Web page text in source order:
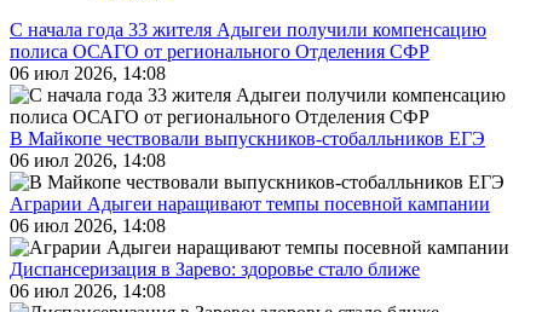
С начала года 33 жителя Адыгеи получили компенсацию
полиса ОСАГО от регионального Отделения СФР
06 июл 2026, 14:08
В Майкопе чествовали выпускников-стобалльников ЕГЭ
06 июл 2026, 14:08
Аграрии Адыгеи наращивают темпы посевной кампании
06 июл 2026, 14:08
Диспансеризация в Зарево: здоровье стало ближе
06 июл 2026, 14:08